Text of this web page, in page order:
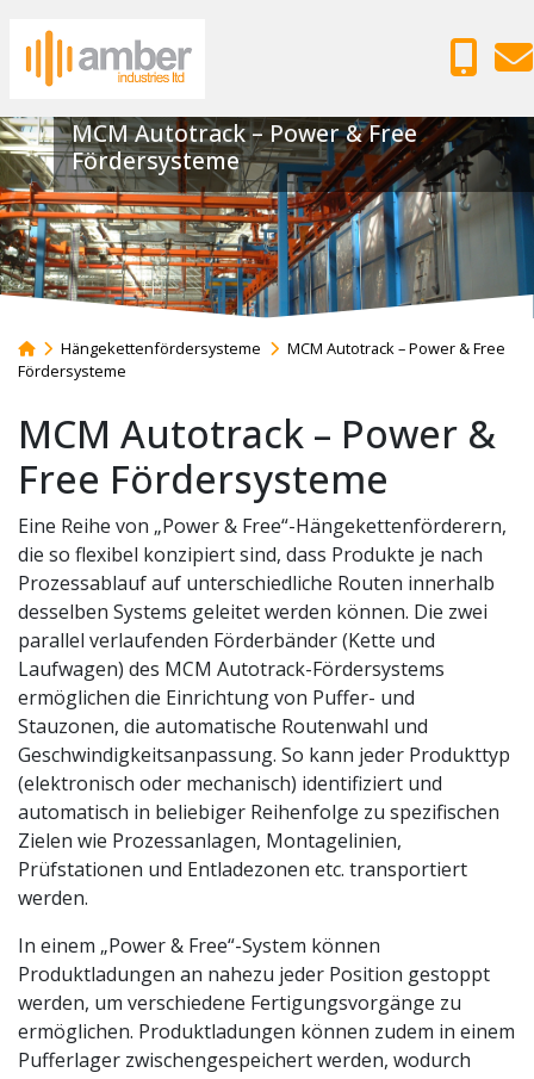
MCM Autotrack – Power & Free
Fördersysteme
Hängekettenfördersysteme
MCM Autotrack – Power & Free
Fördersysteme
MCM Autotrack – Power &
Free Fördersysteme
Eine Reihe von „Power & Free“-Hängekettenförderern,
die so flexibel konzipiert sind, dass Produkte je nach
Prozessablauf auf unterschiedliche Routen innerhalb
desselben Systems geleitet werden können. Die zwei
parallel verlaufenden Förderbänder (Kette und
Laufwagen) des MCM Autotrack-Fördersystems
ermöglichen die Einrichtung von Puffer- und
Stauzonen, die automatische Routenwahl und
Geschwindigkeitsanpassung. So kann jeder Produkttyp
(elektronisch oder mechanisch) identifiziert und
automatisch in beliebiger Reihenfolge zu spezifischen
Zielen wie Prozessanlagen, Montagelinien,
Prüfstationen und Entladezonen etc. transportiert
werden.
In einem „Power & Free“-System können
Produktladungen an nahezu jeder Position gestoppt
werden, um verschiedene Fertigungsvorgänge zu
ermöglichen. Produktladungen können zudem in einem
Pufferlager zwischengespeichert werden, wodurch